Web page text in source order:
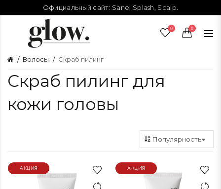
Официальный сайт: Sane Splash Scalp
0 0
Волосы Скраб пилинг
Скраб пилинг для
кожи головы
АКЦИЯ АКЦИЯ